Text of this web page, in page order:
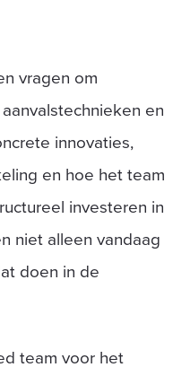
vragen om
en
innovaties,
en hoe het team
investeren in
niet alleen vandaag
doen in de
team voor het